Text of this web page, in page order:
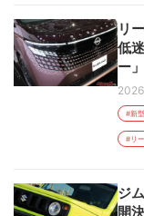
リ
低
ー
#新型
#リ
ジ
開